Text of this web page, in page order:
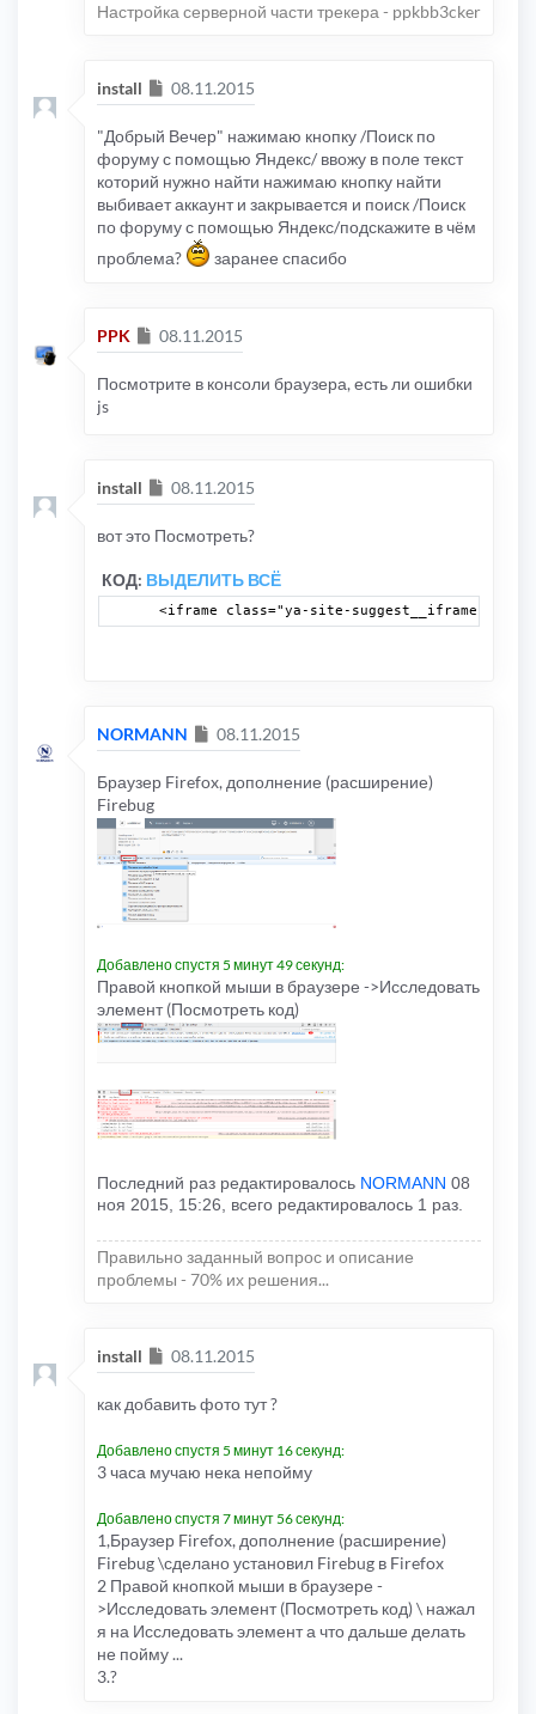
Настройка серверной части трекера - ppkbb3cker
install Сообщение
08.11.2015
"Добрый Вечер" нажимаю кнопку /Поиск по
форуму с помощью Яндекс/ ввожу в поле текст
которий нужно найти нажимаю кнопку найти
выбивает аккаунт и закрывается и поиск /Поиск
по форуму с помощью Яндекс/подскажите в чём
проблема?
заранее спасибо
PPK Сообщение
08.11.2015
Посмотрите в консоли браузера, есть ли ошибки
js
install Сообщение
08.11.2015
вот это Посмотреть?
КОД: ВЫДЕЛИТЬ ВСЁ
<iframe class="ya-site-suggest__iframe"
NORMANN Сообщение
08.11.2015
Браузер Firefox, дополнение (расширение)
Firebug
Добавлено спустя 5 минут 49 секунд:
Правой кнопкой мыши в браузере ->Исследовать
элемент (Посмотреть код)
Последний раз редактировалось NORMANN 08
ноя 2015, 15:26, всего редактировалось 1 раз.
Правильно заданный вопрос и описание
проблемы - 70% их решения...
install Сообщение
08.11.2015
как добавить фото тут ?
Добавлено спустя 5 минут 16 секунд:
3 часа мучаю нека непойму
Добавлено спустя 7 минут 56 секунд:
1,Браузер Firefox, дополнение (расширение)
Firebug \сделано установил Firebug в Firefox
2 Правой кнопкой мыши в браузере -
>Исследовать элемент (Посмотреть код) \ нажал
я на Исследовать элемент а что дальше делать
не пойму ...
3.?